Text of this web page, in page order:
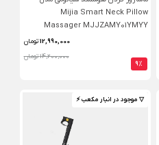
Mijia Smart Neck Pillow
Massager MJJZAMY01YMYY
12,990,000تومان
14,200,000 تومان
9%
▽ موجود در انبار مکعب ⚡️